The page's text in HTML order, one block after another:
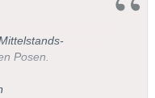
Posen.
hinter sich